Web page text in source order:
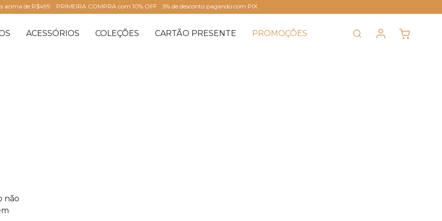
acima de R$499 PRIMEIRA COMPRA com 10% OFF 5% de desconto pagando com PIX
ACESSÓRIOS COLEÇÕES CARTÃO PRESENTE PROMOÇÕES
não